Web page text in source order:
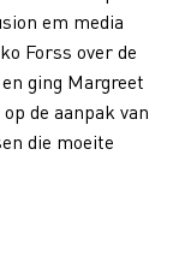
em media
Forss over de
ging Margreet
de aanpak van
die moeite